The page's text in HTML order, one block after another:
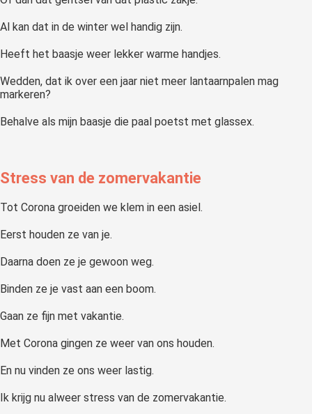
Al kan dat in de winter wel handig zijn.
Heeft het baasje weer lekker warme handjes.
Wedden, dat ik over een jaar niet meer lantaarnpalen mag
markeren?
Behalve als mijn baasje die paal poetst met glassex.
Stress van de zomervakantie
Tot Corona groeiden we klem in een asiel.
Eerst houden ze van je.
Daarna doen ze je gewoon weg.
Binden ze je vast aan een boom.
Gaan ze fijn met vakantie.
Met Corona gingen ze weer van ons houden.
En nu vinden ze ons weer lastig.
Ik krijg nu alweer stress van de zomervakantie.